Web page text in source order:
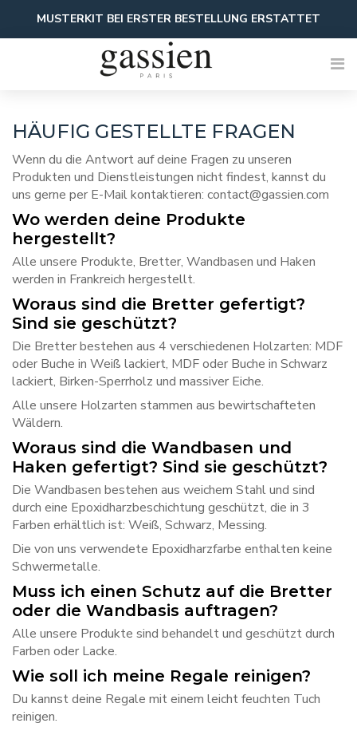
springen
MUSTERKIT BEI ERSTER BESTELLUNG ERSTATTET
HÄUFIG GESTELLTE FRAGEN
Wenn du die Antwort auf deine Fragen zu unseren
Produkten und Dienstleistungen nicht findest, kannst du
uns gerne per E-Mail kontaktieren: contact@gassien.com
Wo werden deine Produkte
hergestellt?
Alle unsere Produkte, Bretter, Wandbasen und Haken
werden in Frankreich hergestellt.
Woraus sind die Bretter gefertigt?
Sind sie geschützt?
Die Bretter bestehen aus 4 verschiedenen Holzarten: MDF
oder Buche in Weiß lackiert, MDF oder Buche in Schwarz
lackiert, Birken-Sperrholz und massiver Eiche.
Alle unsere Holzarten stammen aus bewirtschafteten
Wäldern.
Woraus sind die Wandbasen und
Haken gefertigt? Sind sie geschützt?
Die Wandbasen bestehen aus weichem Stahl und sind
durch eine Epoxidharzbeschichtung geschützt, die in 3
Farben erhältlich ist: Weiß, Schwarz, Messing.
Die von uns verwendete Epoxidharzfarbe enthalten keine
Schwermetalle.
Muss ich einen Schutz auf die Bretter
oder die Wandbasis auftragen?
Alle unsere Produkte sind behandelt und geschützt durch
Farben oder Lacke.
Wie soll ich meine Regale reinigen?
Du kannst deine Regale mit einem leicht feuchten Tuch
reinigen.